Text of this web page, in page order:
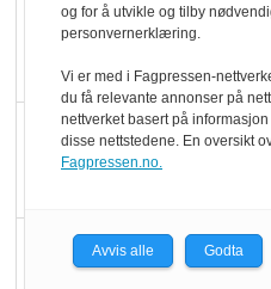
Blir
og for å utvikle og tilby
personvernerklæring.
Vi er med i Fagpressen-
du få relevante annonser på
nettverket basert på
disse nettstedene. En oversikt
Fagpressen.no.
Avvis alle Godta